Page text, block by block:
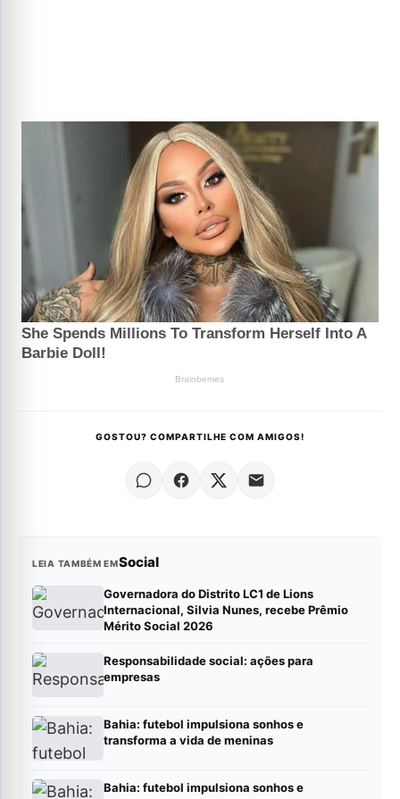
GOSTOU? COMPARTILHE COM AMIGOS!
LEIA TAMBÉM EMSocial
Governadora do Distrito LC1 de Lions
Internacional, Silvia Nunes, recebe Prêmio
Mérito Social 2026
Responsabilidade social: ações para
empresas
Bahia: futebol impulsiona sonhos e
transforma a vida de meninas
Bahia: futebol impulsiona sonhos e